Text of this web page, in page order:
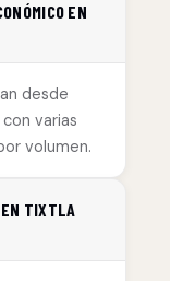
EN
desde
varias
volumen.
EN TIXTLA